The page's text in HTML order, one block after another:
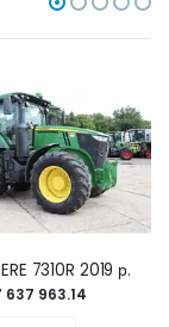
7310R 2019 р.
637 963.14